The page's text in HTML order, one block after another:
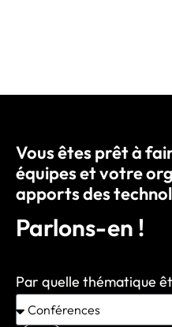
Vous êtes prêt à
équipes et votre
apports des
Parlons-en !
Par quelle thématique